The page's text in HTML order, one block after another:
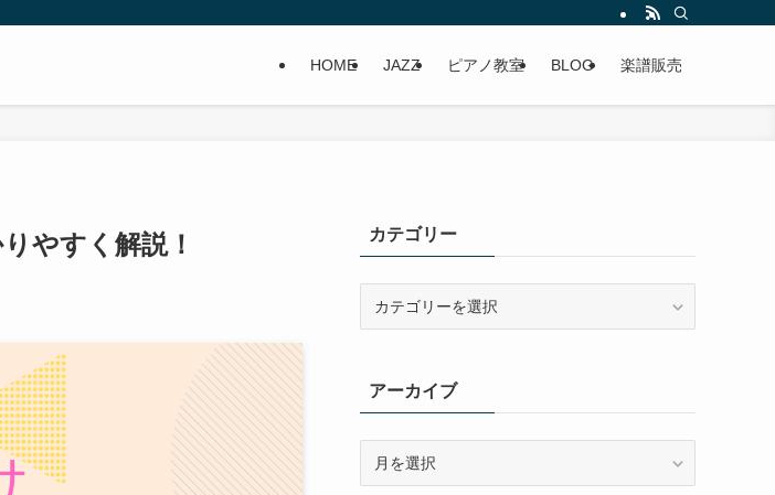
HOME JAZZ ピアノ教室 BLOG 楽譜販売
やすく解説！ カテゴリー
ーアーカイブ